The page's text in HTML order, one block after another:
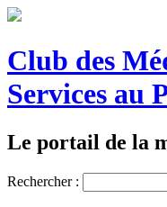
Club des
Services au
Le portail de la
Rechercher :